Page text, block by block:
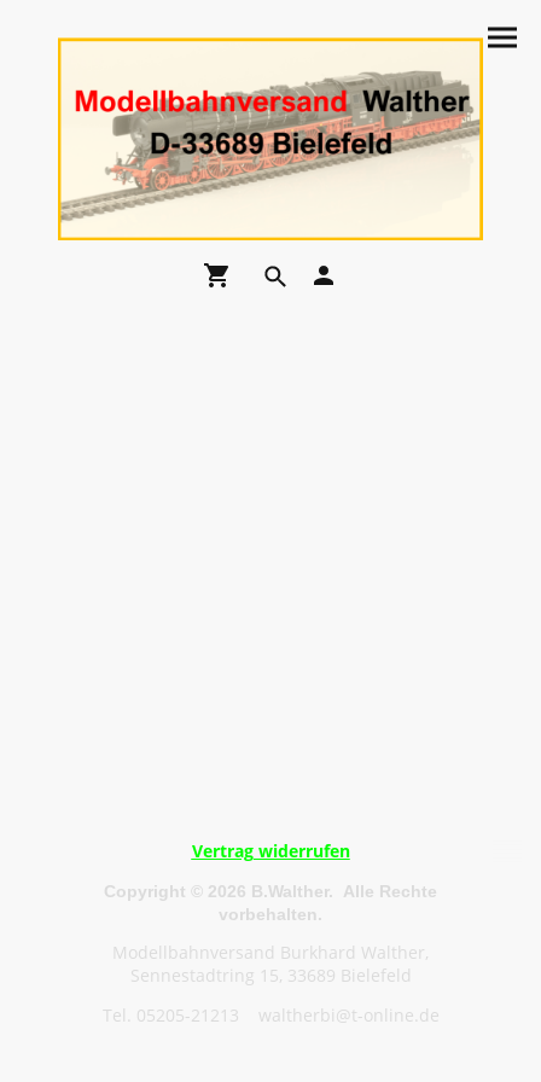
Vertrag widerrufen
Copyright © 2026 B.Walther. Alle Rechte
vorbehalten.
Modellbahnversand Burkhard Walther,
Sennestadtring 15, 33689 Bielefeld
Tel. 05205-21213 waltherbi@t-online.de